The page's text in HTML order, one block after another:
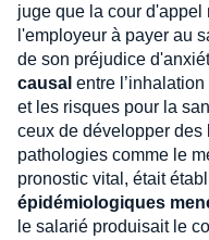
juge que la cour
l'employeur à payer au
de son préjudice
causal entre
et les risques pour la
ceux de développer
pathologies comme le
pronostic vital, était
épidémiologiques
le salarié produisait le